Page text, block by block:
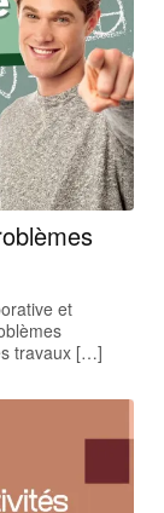
et
travaux […]